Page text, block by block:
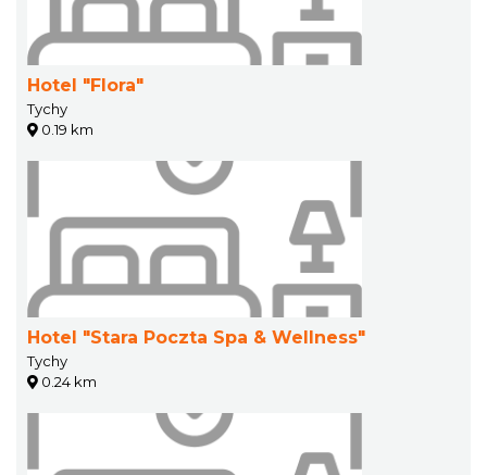
Hotel "Flora"
Tychy
0.19 km
Hotel "Stara Poczta Spa & Wellness"
Tychy
0.24 km